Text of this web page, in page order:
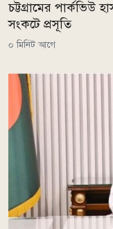
চট্টগ্রামের পার্কভিউ
সংকটে প্রসূতি
০ মিনিট আগে